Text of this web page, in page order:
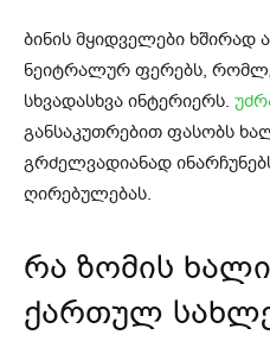
ბინის მყიდველები ხშირად
ნეიტრალურ ფერებს,
სხვადასხვა ინტერიერს.
განსაკუთრებით ფასობს
გრძელვადიანად
ღირებულებას.
რა ზომის
ქართულ